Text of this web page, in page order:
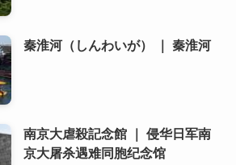
秦淮河（しんわいが） ｜ 秦淮河
南京大虐殺記念館 ｜ 侵华日军南
京大屠杀遇难同胞纪念馆